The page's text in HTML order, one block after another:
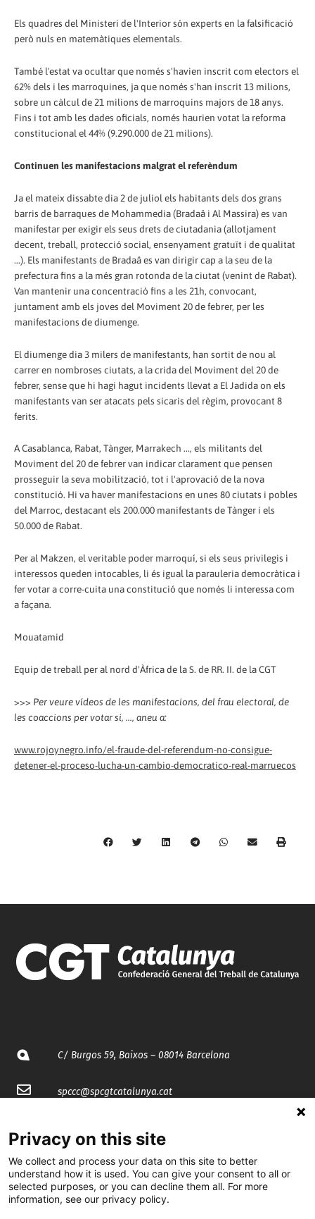
Els quadres del Ministeri de l'Interior són experts en la falsificació
però nuls en matemàtiques elementals.
També l'estat va ocultar que només s'havien inscrit com electors el
62% dels i les marroquines, ja que només s'han inscrit 13 milions,
sobre un càlcul de 21 milions de marroquins majors de 18 anys.
Fins i tot amb les dades oficials, només haurien votat la reforma
constitucional el 44% (9.290.000 de 21 milions).
Continuen les manifestacions malgrat el referèndum
Ja el mateix dissabte dia 2 de juliol els habitants dels dos grans
barris de barraques de Mohammedia (Bradaâ i Al Massira) es van
manifestar per exigir els seus drets de ciutadania (allotjament
decent, treball, protecció social, ensenyament gratuït i de qualitat
...). Els manifestants de Bradaâ es van dirigir cap a la seu de la
prefectura fins a la més gran rotonda de la ciutat (venint de Rabat).
Van mantenir una concentració fins a les 21h, convocant,
juntament amb els joves del Moviment 20 de febrer, per les
manifestacions de diumenge.
El diumenge dia 3 milers de manifestants, han sortit de nou al
carrer en nombroses ciutats, a la crida del Moviment del 20 de
febrer, sense que hi hagi hagut incidents llevat a El Jadida on els
manifestants van ser atacats pels sicaris del règim, provocant 8
ferits.
A Casablanca, Rabat, Tànger, Marrakech ..., els militants del
Moviment del 20 de febrer van indicar clarament que pensen
prosseguir la seva mobilització, tot i l'aprovació de la nova
constitució. Hi va haver manifestacions en unes 80 ciutats i pobles
del Marroc, destacant els 200.000 manifestants de Tànger i els
50.000 de Rabat.
Per al Makzen, el veritable poder marroquí, si els seus privilegis i
interessos queden intocables, li és igual la parauleria democràtica i
fer votar a corre-cuita una constitució que només li interessa com
a façana.
Mouatamid
Equip de treball per al nord d'Àfrica de la S. de RR. II. de la CGT
>>> Per veure vídeos de les manifestacions, del frau electoral, de
les coaccions per votar si, ..., aneu a:
www.rojoynegro.info/el-fraude-del-referendum-no-consigue-
detener-el-proceso-lucha-un-cambio-democratico-real-marruecos
C/ Burgos 59, Baixos – 08014 Barcelona
spccc@spcgtcatalunya.cat
@CGTCatalunya
cgtcatalunya
Privacy on this site
We collect and process your data on this site to better
understand how it is used. You can give your consent to all or
selected purposes, or you can decline them all. For more
information, see our privacy policy.